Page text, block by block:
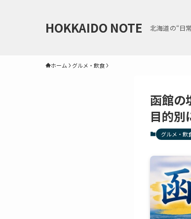
HOKKAIDO NOTE 北海道の“日
ホーム グルメ・飲食
函館の
目的別
グルメ・飲